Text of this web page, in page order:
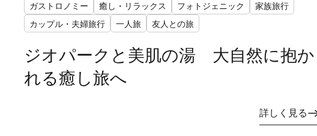
ガストロノミー
癒し・リラックス フォトジェニック
家族旅行
カップル・夫婦旅行
一人旅 友人との旅
ジオパークと美肌の湯 大自然に抱か
れる癒し旅へ
詳しく見る